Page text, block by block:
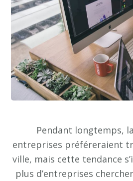
Pendant longtemps,
entreprises préféreraient
ville, mais cette tendance
plus d’entreprises